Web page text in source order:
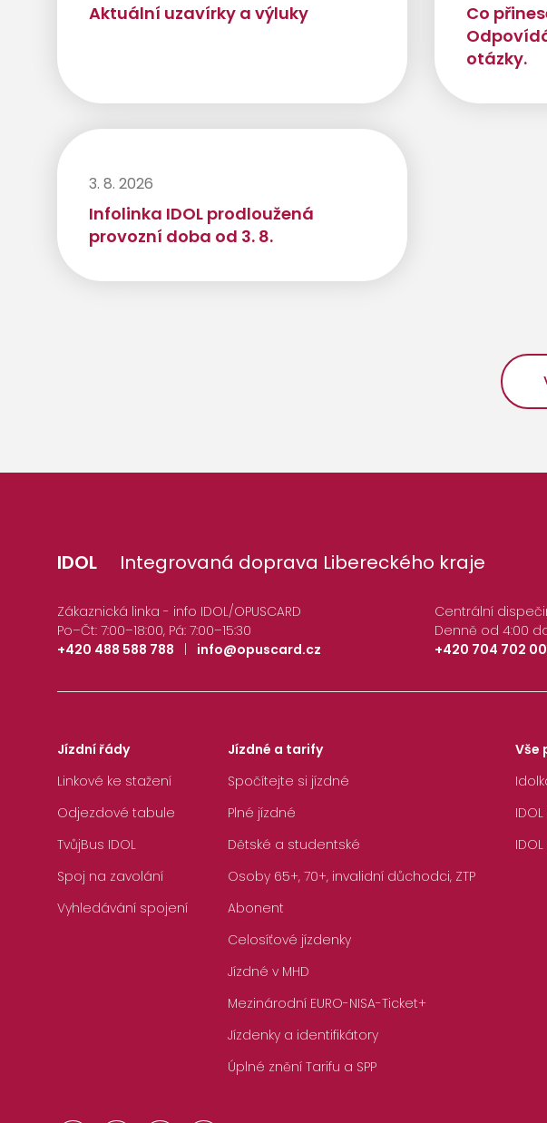
Aktuální uzavírky a výluky
Co
otázky.
3. 8. 2026
Infolinka IDOL prodloužená
provozní doba od 3. 8.
IDOL Integrovaná doprava Libereckého kraje
Zákaznická linka - info IDOL/OPUSCARD
Po–Čt: 7:00–18:00, Pá: 7:00–15:30
+420 488 588 788
info@opuscard.cz
Centrální
Denně od 4:00
+420 704 702
Jízdní řády
Linkové ke stažení
Odjezdové tabule
TvůjBus IDOL
Spoj na zavolání
Vyhledávání spojení
Jízdné a tarify
Spočítejte si jízdné
Plné jízdné
Dětské a studentské
Osoby 65+, 70+, invalidní důchodci, ZTP
Abonent
Celosíťové jízdenky
Jízdné v MHD
Mezinárodní EURO-NISA-Ticket+
Jízdenky a identifikátory
Úplné znění Tarifu a SPP
Vše